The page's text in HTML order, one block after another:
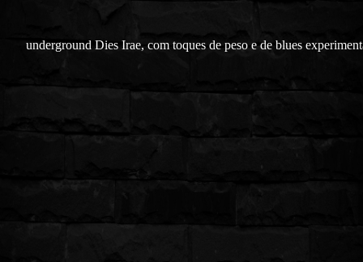
underground Dies Irae, com toques de peso e de blues